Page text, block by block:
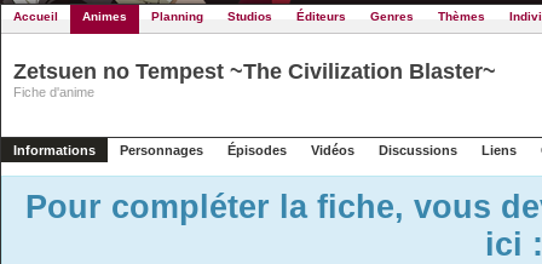
Accueil Animes Planning Studios Éditeurs Genres Thèmes
Zetsuen no Tempest ~The Civilization Blaster~
Fiche d'anime
Informations Personnages Épisodes Vidéos Discussions Liens
Pour compléter la fiche, vous
ici